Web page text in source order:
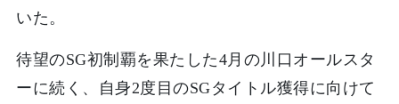
いた。
待望のSG初制覇を果たした4月の川口オールスタ
ーに続く、自身2度目のSGタイトル獲得に向けて